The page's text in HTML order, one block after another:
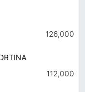
126,000
112,000